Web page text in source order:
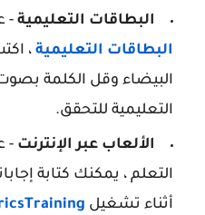
البطاقات التعليمية -
البطاقات التعليمية ،
البيضاء وقل الكلمة
التعليمية للتحقق.
الألعاب عبر الإنترنت -
التعلم ، يمكنك كتابة
أثناء تشغيل